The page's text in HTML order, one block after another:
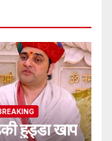
हुड्डा खाप